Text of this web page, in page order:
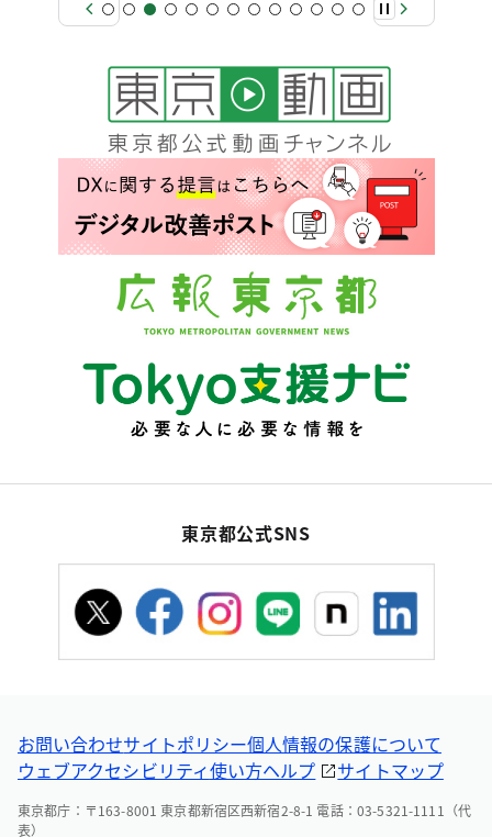
東京都公式SNS
お問い合わせサイトポリシー個人情報の保護について
ウェブアクセシビリティ使い方ヘルプ サイトマップ
東京都庁：〒163-8001 東京都新宿区西新宿2-8-1 電話：03-5321-1111（代
表）